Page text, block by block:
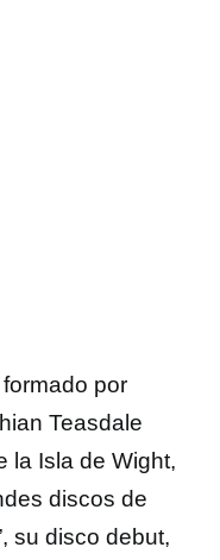
por
Teasdale
la Isla de Wight,
discos de
su disco debut,